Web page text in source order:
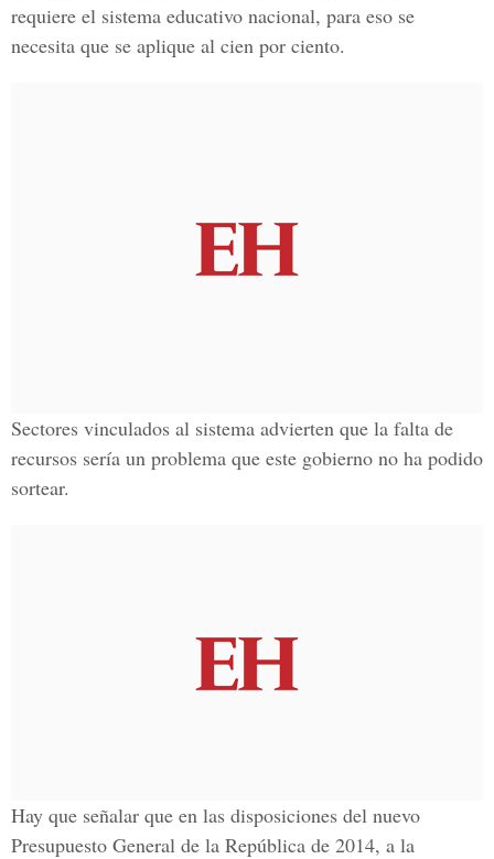
requiere el sistema educativo nacional, para eso se
necesita que se aplique al cien por ciento.
Sectores vinculados al sistema advierten que la falta de
recursos sería un problema que este gobierno no ha podido
sortear.
Hay que señalar que en las disposiciones del nuevo
Presupuesto General de la República de 2014, a la